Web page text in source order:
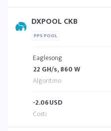
DXPOOL CKB
PPS POOL
Eaglesong
22 GH/s, 860 W
-2.06USD